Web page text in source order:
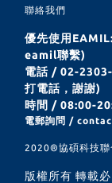
聯絡我們
優先使用
eamil聯繫)
電話 / 02-
打電話，謝謝)
時間 / 08:00-
電郵詢問 /
2020®︎協碩科技
版權所有 轉載